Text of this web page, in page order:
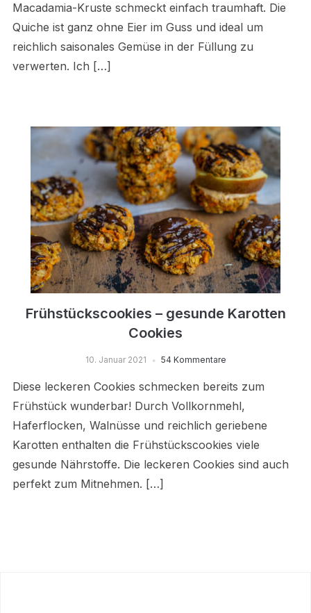
Macadamia-Kruste schmeckt einfach traumhaft. Die
Quiche ist ganz ohne Eier im Guss und ideal um
reichlich saisonales Gemüse in der Füllung zu
verwerten. Ich […]
Frühstückscookies – gesunde Karotten
Cookies
10. Januar 2021 54 Kommentare
Diese leckeren Cookies schmecken bereits zum
Frühstück wunderbar! Durch Vollkornmehl,
Haferflocken, Walnüsse und reichlich geriebene
Karotten enthalten die Frühstückscookies viele
gesunde Nährstoffe. Die leckeren Cookies sind auch
perfekt zum Mitnehmen. […]